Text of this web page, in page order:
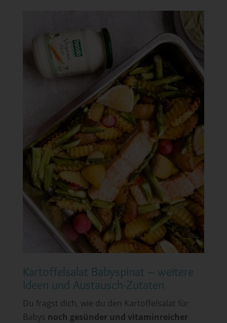
Kartoffelsalat Babyspinat – weitere
Ideen und Austausch-Zutaten
Du fragst dich, wie du den Kartoffelsalat für
Babys noch gesünder und vitaminreicher